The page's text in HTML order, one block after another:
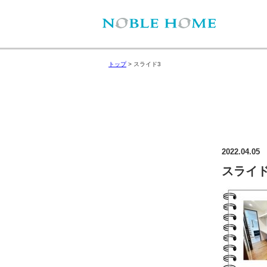
トップ> スライド3
2022.04.05
スライ